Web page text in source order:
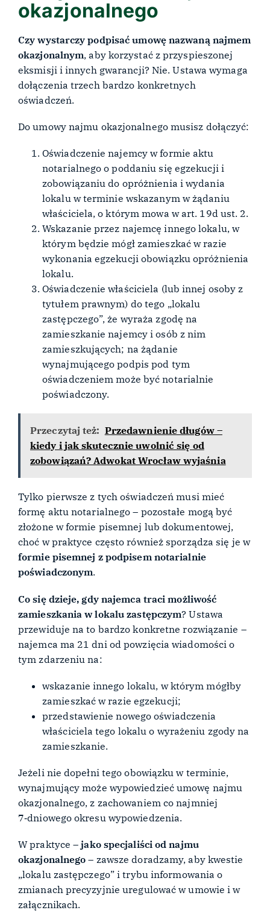
okazjonalnego
Czy wystarczy podpisać umowę nazwaną najmem
okazjonalnym, aby korzystać z przyspieszonej
eksmisji i innych gwarancji? Nie. Ustawa wymaga
dołączenia trzech bardzo konkretnych
oświadczeń.
Do umowy najmu okazjonalnego musisz dołączyć:
Oświadczenie najemcy w formie aktu
notarialnego o poddaniu się egzekucji i
zobowiązaniu do opróżnienia i wydania
lokalu w terminie wskazanym w żądaniu
właściciela, o którym mowa w art. 19d ust. 2.
Wskazanie przez najemcę innego lokalu, w
którym będzie mógł zamieszkać w razie
wykonania egzekucji obowiązku opróżnienia
lokalu.
Oświadczenie właściciela (lub innej osoby z
tytułem prawnym) do tego „lokalu
zastępczego”, że wyraża zgodę na
zamieszkanie najemcy i osób z nim
zamieszkujących; na żądanie
wynajmującego podpis pod tym
oświadczeniem może być notarialnie
poświadczony.
Przeczytaj też: Przedawnienie długów –
kiedy i jak skutecznie uwolnić się od
zobowiązań? Adwokat Wrocław wyjaśnia
Tylko pierwsze z tych oświadczeń musi mieć
formę aktu notarialnego – pozostałe mogą być
złożone w formie pisemnej lub dokumentowej,
choć w praktyce często również sporządza się je w
formie pisemnej z podpisem notarialnie
poświadczonym.
Co się dzieje, gdy najemca traci możliwość
zamieszkania w lokalu zastępczym? Ustawa
przewiduje na to bardzo konkretne rozwiązanie –
najemca ma 21 dni od powzięcia wiadomości o
tym zdarzeniu na:
wskazanie innego lokalu, w którym mógłby
zamieszkać w razie egzekucji;
przedstawienie nowego oświadczenia
właściciela tego lokalu o wyrażeniu zgody na
zamieszkanie.
Jeżeli nie dopełni tego obowiązku w terminie,
wynajmujący może wypowiedzieć umowę najmu
okazjonalnego, z zachowaniem co najmniej
7‑dniowego okresu wypowiedzenia.
W praktyce –jako specjaliści od najmu
okazjonalnego – zawsze doradzamy, aby kwestie
„lokalu zastępczego” i trybu informowania o
zmianach precyzyjnie uregulować w umowie i w
załącznikach.